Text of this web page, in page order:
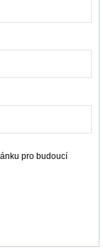
pro budoucí